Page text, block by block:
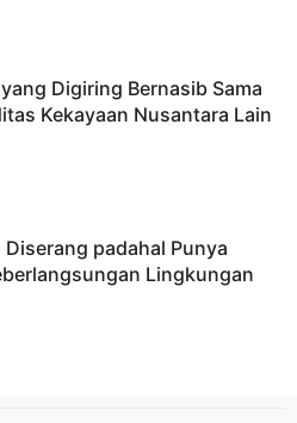
Digiring Bernasib Sama
Kekayaan Nusantara Lain
padahal Punya
Lingkungan